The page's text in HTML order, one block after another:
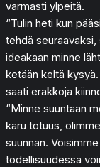
varmasti ylpeitä.
“Tulin heti kun
tehdä seuraavaksi,
ideakaan minne
ketään keltä
saati erakkoja
“Minne suuntaan
karu totuus,
suunnan.
todellisuudessa